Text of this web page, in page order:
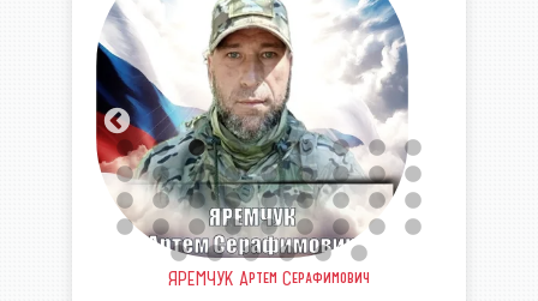
ЯРЕМЧУК Артем Серафимович